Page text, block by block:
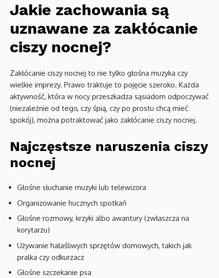
Jakie zachowania są
uznawane za zakłócanie
ciszy nocnej?
Zakłócanie ciszy nocnej to nie tylko głośna muzyka czy
wielkie imprezy. Prawo traktuje to pojęcie szeroko. Każda
aktywność, która w nocy przeszkadza sąsiadom odpoczywać
(niezależnie od tego, czy śpią, czy po prostu chcą mieć
spokój), można potraktować jako zakłócanie ciszy nocnej.
Najczęstsze naruszenia ciszy
nocnej
Głośne słuchanie muzyki lub telewizora
Organizowanie hucznych spotkań
Głośne rozmowy, krzyki albo awantury (zwłaszcza na
korytarzu)
Używanie hałaśliwych sprzętów domowych, takich jak
pralka czy odkurzacz
Głośne szczekanie psa